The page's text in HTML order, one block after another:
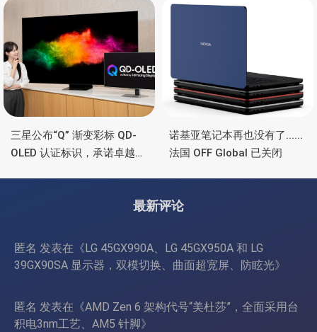
三星公布“Q” 渐变彩标 QD-
OLED 认证标识，承诺卓越显
诺基亚笔记本再也没有了......
法国 OFF Global 已关闭
最新评论
匿名 发表在《 LG 45GX990A、LG 45GX950A 和 LG
39GX90SA 显示器，双模切换、曲面超宽屏、防眩光》
匿名 发表在《AMD Zen 6 架构代号“美杜莎”，全面采用台
积电3nm工艺、AM5 针脚》